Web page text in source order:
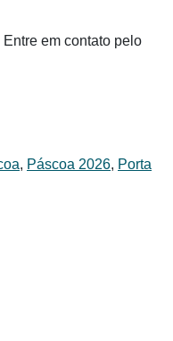
Entre em contato pelo
, Páscoa 2026, Porta